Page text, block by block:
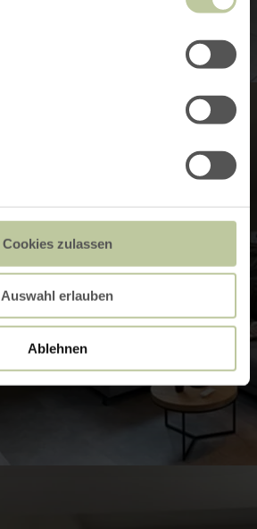
Cookies zulassen
Auswahl erlauben
Ablehnen